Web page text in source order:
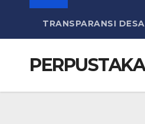
TRANSPARANSI DESA